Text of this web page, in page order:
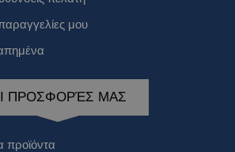
μου
ΠΡΟΣΦΟΡΈΣ ΜΑΣ
προϊόντα